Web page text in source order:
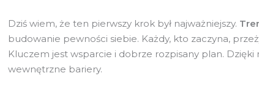
Dziś wiem, że ten pierwszy krok był najważniejszy.
budowanie pewności siebie. Każdy, kto zaczyna,
Kluczem jest wsparcie i dobrze rozpisany plan. Dzięki
wewnętrzne bariery.